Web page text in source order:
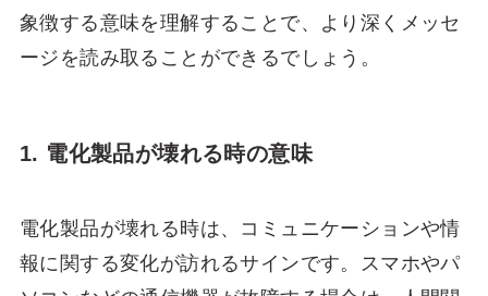
象徴する意味を理解することで、より深くメッセ
ージを読み取ることができるでしょう。
1. 電化製品が壊れる時の意味
電化製品が壊れる時は、コミュニケーションや情
報に関する変化が訪れるサインです。スマホやパ